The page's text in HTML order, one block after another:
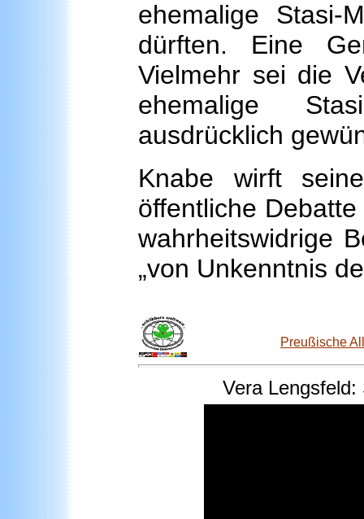
ehemalige Stasi-
dürften. Eine
Vielmehr sei die
ehemalige
ausdrücklich
Knabe wirft
öffentliche
wahrheitswidrige
„von Unkenntnis
Preußische
VeraLengsfeld: